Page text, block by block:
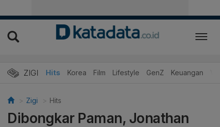
ZIGI Hits Korea Film Lifestyle GenZ Keuangan
Zigi Hits
Dibongkar Paman, Jonathan